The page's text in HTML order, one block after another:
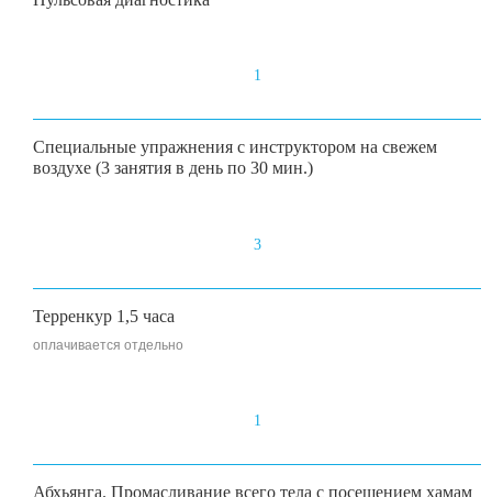
1
Специальные упражнения с инструктором на свежем
воздухе (3 занятия в день по 30 мин.)
3
Терренкур 1,5 часа
оплачивается отдельно
1
Абхьянга. Промасливание всего тела с посещением хамам